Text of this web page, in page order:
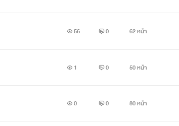
56 0 62 หน้า
1 0 50 หน้า
0 0 80 หน้า